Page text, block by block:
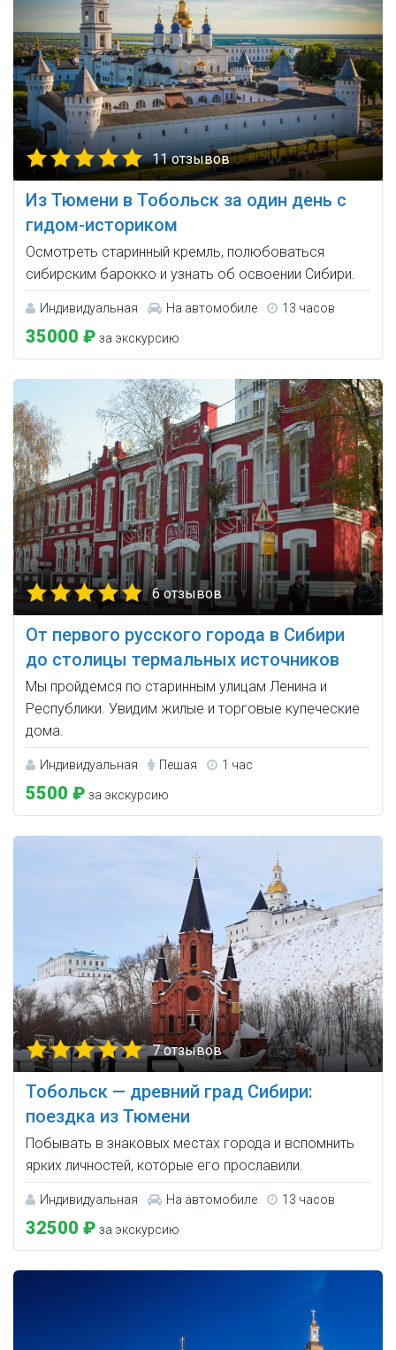
11 отзывов
Из Тюмени в Тобольск за один день с
гидом-историком
Осмотреть старинный кремль, полюбоваться
сибирским барокко и узнать об освоении Сибири.
Индивидуальная На автомобиле 13 часов
35000 ₽ за экскурсию
6 отзывов
От первого русского города в Сибири
до столицы термальных источников
Мы пройдемся по старинным улицам Ленина и
Республики. Увидим жилые и торговые купеческие
дома.
Индивидуальная Пешая 1 час
5500 ₽ за экскурсию
7 отзывов
Тобольск — древний град Сибири:
поездка из Тюмени
Побывать в знаковых местах города и вспомнить
ярких личностей, которые его прославили.
Индивидуальная На автомобиле 13 часов
32500 ₽ за экскурсию